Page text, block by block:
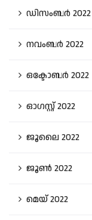
ഡിസംബർ 2022
നവംബർ 2022
ഒക്ടോബർ 2022
ഓഗസ്റ്റ്‌ 2022
ജൂലൈ 2022
ജൂൺ 2022
മെയ്‌ 2022